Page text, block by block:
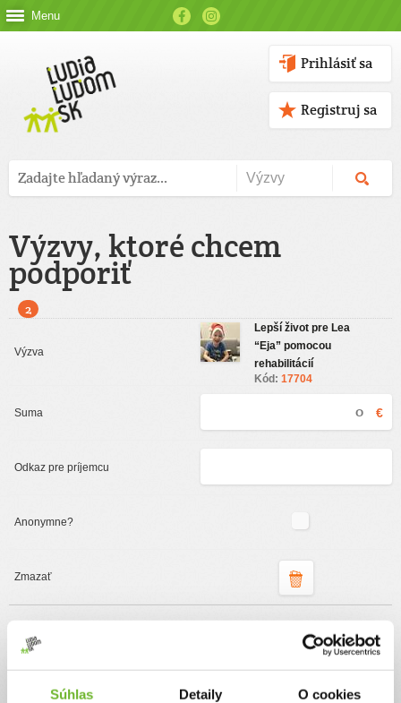
Súhlas Detaily O cookies
Menu
Prihlásiť sa
Registruj sa
Výzvy, ktoré chcem
podporiť
2
Lepší život pre Lea
“Eja” pomocou
rehabilitácií
Kód: 17704
€
ĽudiaĽudom.sk